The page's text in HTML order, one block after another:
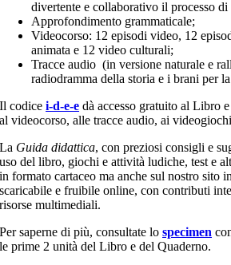
divertente e collaborativo il processo di
Approfondimento grammaticale;
Videocorso: 12 episodi video, 12
animata e 12 video culturali;
Tracce audio (in versione naturale e
radiodramma della storia e i brani per
Il codicei-d-e-e dà accesso gratuito al Libro
al videocorso, alle tracce audio, ai
La Guida didattica, con preziosi consigli e
uso del libro, giochi e attività ludiche, test e
in formato cartaceo ma anche sul nostro sito
scaricabile e fruibile online, con contributi
risorse multimediali.
Per saperne di più, consultate lospecimen
le prime 2 unità del Libro e del Quaderno.